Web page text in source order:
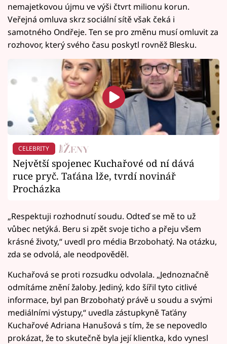
nemajetkovou újmu ve výši čtvrt milionu korun.
Veřejná omluva skrz sociální sítě však čeká i
samotného Ondřeje. Ten se pro změnu musí omluvit za
rozhovor, který svého času poskytl rovněž Blesku.
CELEBRITY
Největší spojenec Kuchařové od ní dává
ruce pryč. Taťána lže, tvrdí novinář
Procházka
„Respektuji rozhodnutí soudu. Odteď se mě to už
vůbec netýká. Beru si zpět svoje ticho a přeju všem
krásné životy,“ uvedl pro média Brzobohatý. Na otázku,
zda se odvolá, ale neodpověděl.
Kuchařová se proti rozsudku odvolala. „Jednoznačně
odmítáme znění žaloby. Jediný, kdo šířil tyto citlivé
informace, byl pan Brzobohatý právě u soudu a svými
mediálními výstupy,“ uvedla zástupkyně Taťány
Kuchařové Adriana Hanušová s tím, že se nepovedlo
prokázat, že to skutečně byla její klientka, kdo vynesl